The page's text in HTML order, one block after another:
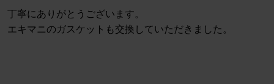
丁寧にありがとうございます。
エキマニのガスケットも交換していただきました。